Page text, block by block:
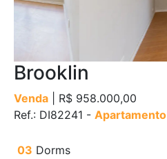
Brooklin
Venda | R$ 958.000,00
Ref.: DI82241 - Apartamento
03 Dorms